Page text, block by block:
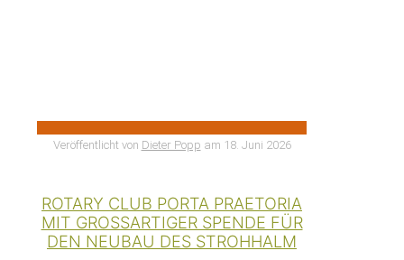
Veröffentlicht von Dieter Popp am 18. Juni 2026
ROTARY CLUB PORTA PRAETORIA
MIT GROSSARTIGER SPENDE FÜR D
EN NEUBAU DES STROHHALM